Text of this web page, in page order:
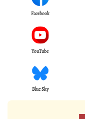
Facebook
YouTube
Blue Sky